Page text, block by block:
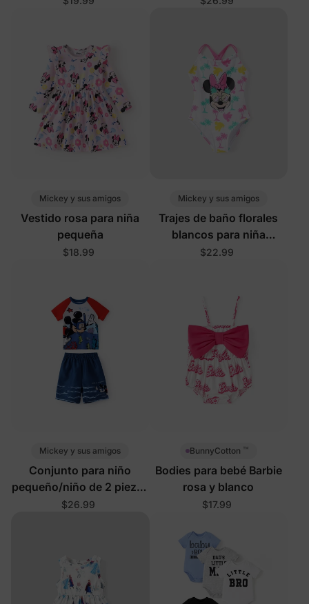
Mickey y sus amigos
Vestido rosa para niña
pequeña
$18.99
Mickey y sus amigos
Trajes de baño florales
blancos para niña
pequeña/niña con
$22.99
Mickey y sus amigos
Conjunto para niño
pequeño/niño de 2 piezas
con camiseta y
UPF50+
$26.99
BunnyCotton ™
Bodies para bebé Barbie
rosa y blanco
$17.99